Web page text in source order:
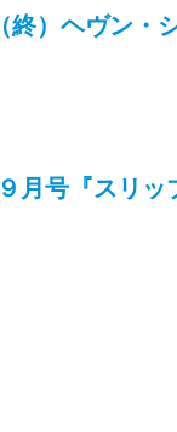
）ヘヴン・
月号『スリッ